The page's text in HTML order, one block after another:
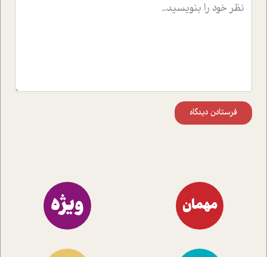
موثرترین راهکارهای استفاده از هوش مصنوعی در حوزه های
فرستادن دیدگاه
مهمان ویژه